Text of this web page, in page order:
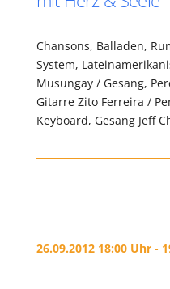
Chansons, Balladen,
System,
Musungay / Gesang,
Gitarre Zito Ferreira /
Keyboard, Gesang Jeff
26.09.2012 18:00 Uhr -